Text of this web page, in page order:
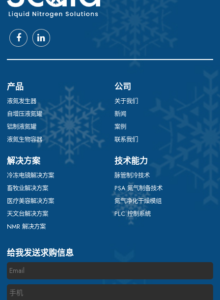
产品
液氮发生器
自增压液氮罐
铝制液氮罐
液氮生物容器
公司
关于我们
新闻
案例
联系我们
解决方案
冷冻电镜解决方案
畜牧业解决方案
医疗美容解决方案
天文台解决方案
NMR 解决方案
技术能力
脉管制冷技术
PSA 氮气制备技术
氮气净化干燥模组
PLC 控制系统
给我发送求购信息